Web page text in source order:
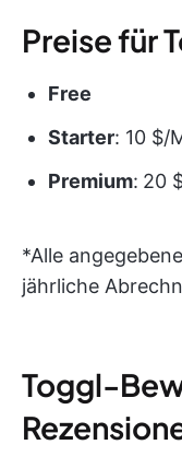
Preise für
Free
Starter: 10 $/
Premium: 20
*Alle
jährliche
Toggl-